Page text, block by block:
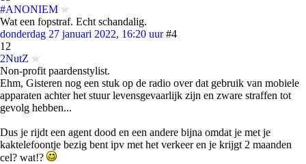
#ANONIEM
Wat een fopstraf. Echt schandalig.
donderdag 27 januari 2022, 16:20 uur #4
12
2NutZ
Non-profit paardenstylist.
Ehm, Gisteren nog een stuk op de radio over dat gebruik van mobiele
apparaten achter het stuur levensgevaarlijk zijn en zware straffen tot
gevolg hebben...
Dus je rijdt een agent dood en een andere bijna omdat je met je
kaktelefoontje bezig bent ipv met het verkeer en je krijgt 2 maanden
cel? wat!?